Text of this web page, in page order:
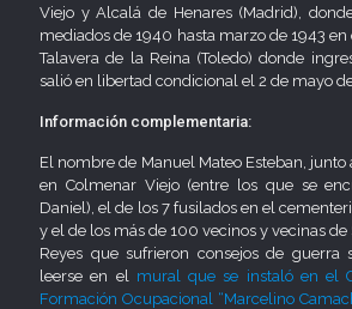
Viejo y Alcalá de Henares (Madrid),
mediados de 1940 hasta marzo de 1943
Talavera de la Reina (Toledo) donde
salió en libertad condicional el 2 de mayo
Información complementaria:
El nombre de Manuel Mateo Esteban, junto
en Colmenar Viejo (entre los que se
Daniel), el de los 7 fusilados en el
y el de los más de 100 vecinos y vecinas de
Reyes que sufrieron consejos de guerra
leerse en el mural que se instaló en el
Formación Ocupacional “Marcelino